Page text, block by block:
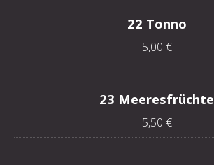
22 Tonno
5,00 €
23 Meeresfrüchte
5,50 €